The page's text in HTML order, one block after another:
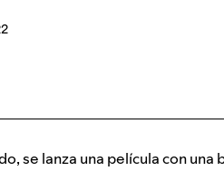
se lanza una película con